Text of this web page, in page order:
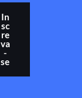
In
sc
re
va
-
se